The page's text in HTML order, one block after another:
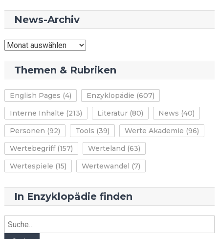
News-Archiv
News-
Themen & Rubriken
English Pages (4) Enzyklopädie (607)
Interne Inhalte (213) Literatur(80) News (40)
Personen (92) Tools (39) Werte Akademie (96)
Wertebegriff(157) Werteland (63)
Wertespiele (15) Wertewandel (7)
In Enzyklopädie finden
Suche